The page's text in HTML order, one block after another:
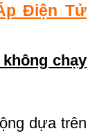
Điện Tử
chạy
dựa trên